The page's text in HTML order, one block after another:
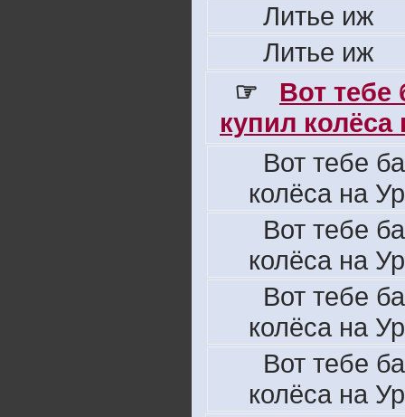
Литье иж
Литье иж
☞
Вот
купил колёса
Вот тебе
колёса на
Вот тебе
колёса на
Вот тебе
колёса на
Вот тебе
колёса на